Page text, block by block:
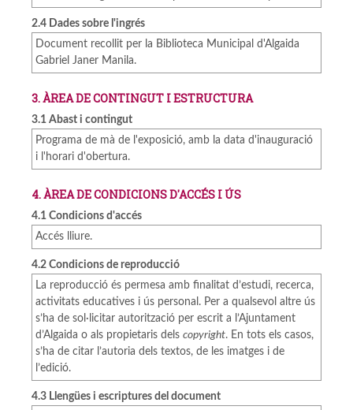
2.4 Dades sobre l'ingrés
Document recollit per la Biblioteca Municipal d'Algaida
Gabriel Janer Manila.
3. ÀREA DE CONTINGUT I ESTRUCTURA
3.1 Abast i contingut
Programa de mà de l'exposició, amb la data d'inauguració
i l'horari d'obertura.
4. ÀREA DE CONDICIONS D'ACCÉS I ÚS
4.1 Condicions d'accés
Accés lliure.
4.2 Condicions de reproducció
La reproducció és permesa amb finalitat d’estudi, recerca,
activitats educatives i ús personal. Per a qualsevol altre ús
s’ha de sol·licitar autorització per escrit a l’Ajuntament
d’Algaida o als propietaris dels copyright. En tots els casos,
s’ha de citar l’autoria dels textos, de les imatges i de
l’edició.
4.3 Llengües i escriptures del document